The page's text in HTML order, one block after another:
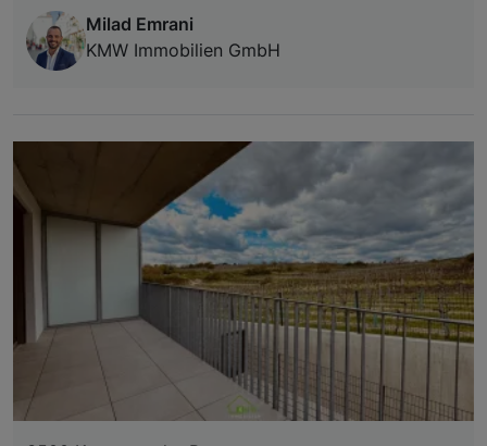
Milad Emrani
KMW Immobilien GmbH